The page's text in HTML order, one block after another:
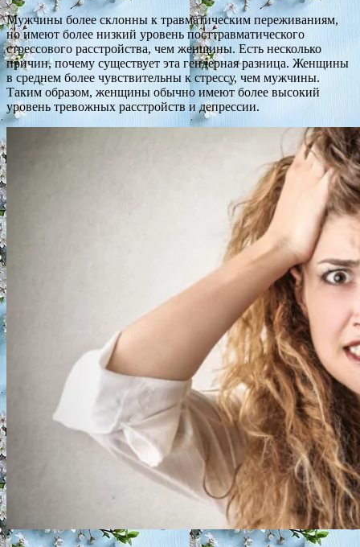
Мужчины более склонны к травматическим переживаниям,
но имеют более низкий уровень посттравматического
стрессового расстройства, чем женщины. Есть несколько
причин, почему существует эта гендерная разница. Женщины
в среднем более чувствительны к стрессу, чем мужчины.
Таким образом, женщины обычно имеют более высокий
уровень тревожных расстройств и депрессии.